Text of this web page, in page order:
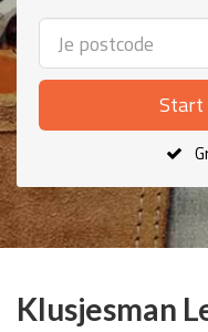
Start
Klusjesman